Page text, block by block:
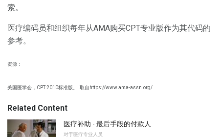
索。
医疗编码员和组织每年从AMA购买CPT专业版作为其代码的
参考。
资源：
美国医学会，CPT 2010标准版。 取自https://www.ama-assn.org/
Related Content
医疗补助 - 最后手段的付款人
对于医疗专业人员